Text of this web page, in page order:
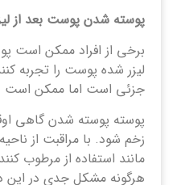
پوسته شدن پوست بعد از
برخی از افراد ممکن است
لیزر شده پوست را تجربه
جزئی است اما ممکن است
پوسته پوسته شدن گاهی
زخم شود. با مراقبت از
مانند استفاده از مرطوب
هرگونه مشکل جدی در این